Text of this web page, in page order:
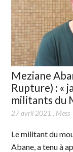
Meziane
Rupture) : «
militants du
27 avril 2021 , Mess
Le militant du
Abane, a tenu à